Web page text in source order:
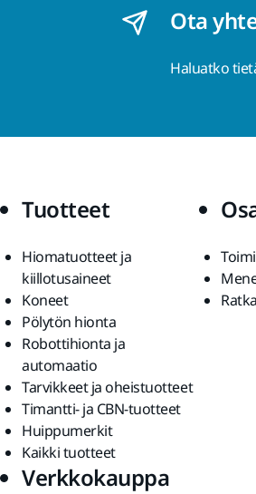
Ota
Haluatko
Tuotteet
Hiomatuotteet ja
kiillotusaineet
Koneet
Pölytön hionta
Robottihionta ja
automaatio
Tarvikkeet ja oheistuotteet
Timantti- ja CBN-tuotteet
Huippumerkit
Kaikki tuotteet
Verkkokauppa